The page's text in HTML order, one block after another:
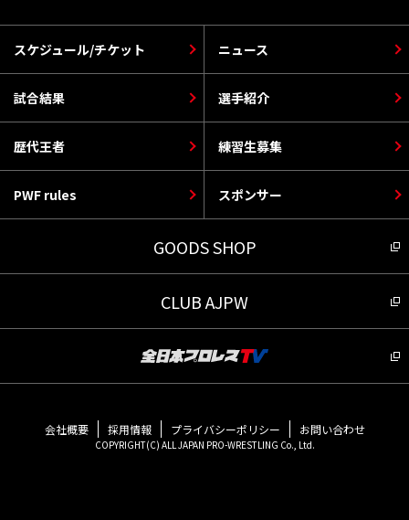
スケジュール/チケット
選手紹介
PWF rules
ニュース
歴代王者
スポンサー
試合結果
練習生募集
GOODS SHOP
CLUB AJPW
会社概要 採用情報 プライバシーポリシー お問い合わせ
COPYRIGHT(C) ALL JAPAN PRO-WRESTLING Co., Ltd.